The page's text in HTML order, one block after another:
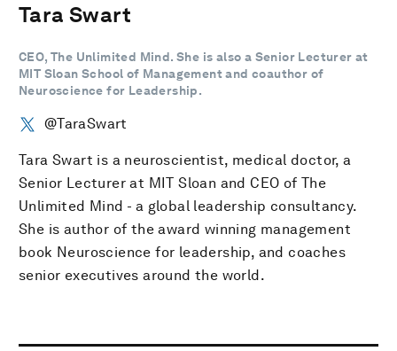
Tara Swart
CEO, The Unlimited Mind. She is also a Senior Lecturer at
MIT Sloan School of Management and coauthor of
Neuroscience for Leadership.
@TaraSwart
Tara Swart is a neuroscientist, medical doctor, a
Senior Lecturer at MIT Sloan and CEO of The
Unlimited Mind - a global leadership consultancy.
She is author of the award winning management
book Neuroscience for leadership, and coaches
senior executives around the world.